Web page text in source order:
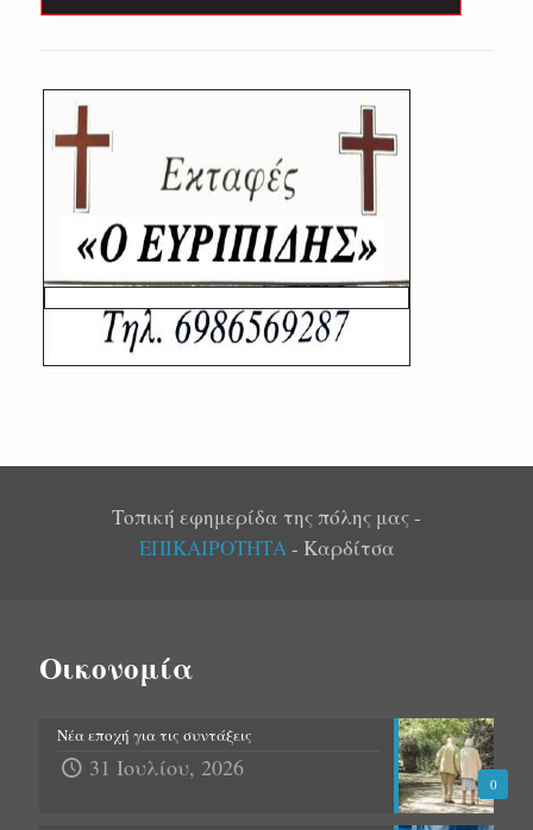
Τοπική εφημερίδα της πόλης μας -
ΕΠΙΚΑΙΡΟΤΗΤΑ- Καρδίτσα
Οικονομία
0
Νέα εποχή για τις συντάξεις
31 Ιουλίου, 2026